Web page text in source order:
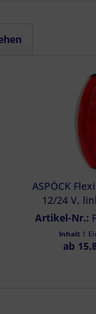
ASPÖCK
12/24 V,
rot/weiß,
Artikel-Nr.:
Inhalt 1
ab
oder
aktiv abfragen